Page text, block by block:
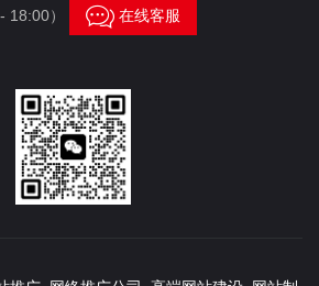
18:00） 在线客服